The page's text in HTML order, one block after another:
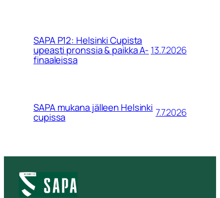
SAPA P12: Helsinki Cupista
upeasti pronssia & paikka A-
finaaleissa
13.7.2026
SAPA mukana jälleen Helsinki
cupissa 7.7.2026